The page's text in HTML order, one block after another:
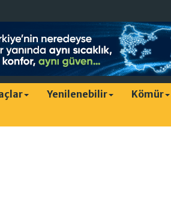
Yenilenebilir Kömür